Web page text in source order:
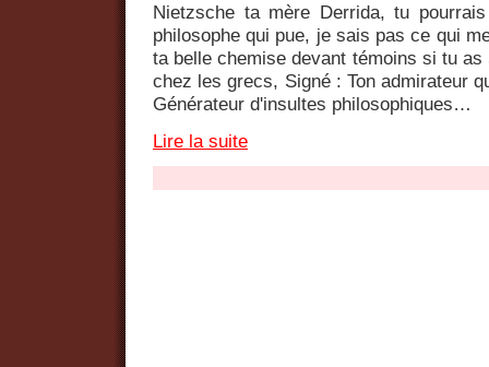
Nietzsche ta mère Derrida, tu
philosophe qui pue, je sais pas ce qui
ta belle chemise devant témoins si tu
chez les grecs, Signé : Ton admirateur
Générateur d'insultes philosophiques…
Lire la suite